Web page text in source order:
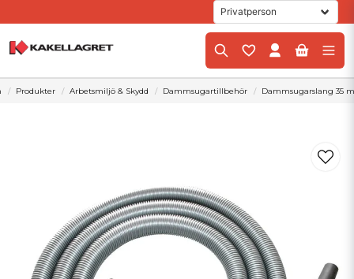
Produkter Arbetsmiljö & Skydd Dammsugartillbehör Dammsugarslang 35